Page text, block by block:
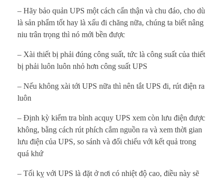
– Hãy bảo quản UPS một cách cẩn thận và chu đáo, cho dù
là sản phẩm tốt hay là xấu đi chăng nữa, chúng ta biết nâng
niu trân trọng thì nó mới bền được
– Xài thiết bị phải đúng công suất, tức là công suất của thiết
bị phải luôn luôn nhỏ hơn công suất UPS
– Nếu không xài tới UPS nữa thì nên tắt UPS đi, rút điện ra
luôn
– Định kỳ kiểm tra bình acquy UPS xem còn lưu điện được
không, bằng cách rút phích cắm nguồn ra và xem thời gian
lưu điện của UPS, so sánh và đối chiếu với kết quả trong
quá khứ
– Tối kỵ với UPS là đặt ở nơi có nhiệt độ cao, điều này sẽ